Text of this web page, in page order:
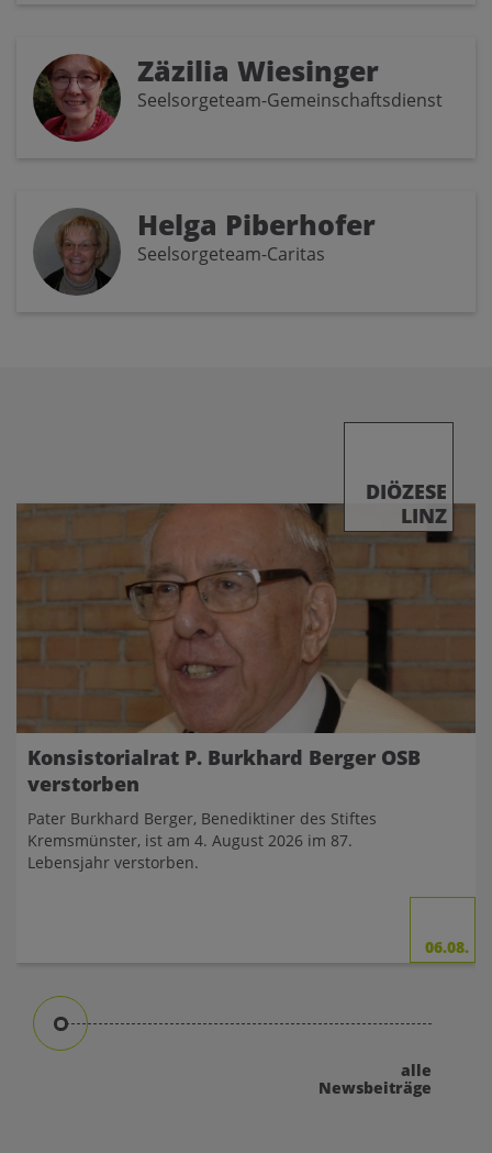
Zäzilia Wiesinger
Seelsorgeteam-Gemeinschaftsdienst
Helga Piberhofer
Seelsorgeteam-Caritas
DIÖZESE
LINZ
Konsistorialrat P. Burkhard Berger OSB
verstorben
Pater Burkhard Berger, Benediktiner des Stiftes
Kremsmünster, ist am 4. August 2026 im 87.
Lebensjahr verstorben.
06.08.
alle
Newsbeiträge